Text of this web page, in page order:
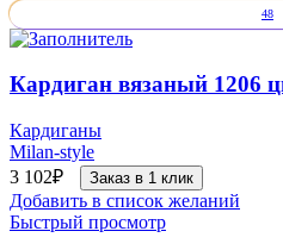
48
Кардиган вязаный 1206
Кардиганы
Milan-style
3 102₽ Заказ в 1 клик
Добавить в список желаний
Быстрый просмотр